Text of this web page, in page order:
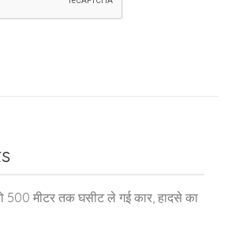
500 मीटर तक घसीट ले गई कार, हादसे का